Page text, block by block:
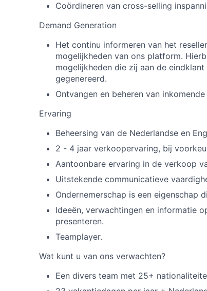
Coördineren van cross-selling
Demand Generation
Het continu informeren van het
mogelijkheden van ons platform.
mogelijkheden die zij aan de
gegenereerd.
Ontvangen en beheren van
Ervaring
Beheersing van de Nederlandse en
2 - 4 jaar verkoopervaring, bij
Aantoonbare ervaring in de verkoop
Uitstekende communicatieve
Ondernemerschap is een eigenschap
Ideeën, verwachtingen en informatie
presenteren.
Teamplayer.
Wat kunt u van ons verwachten?
Een divers team met 25+